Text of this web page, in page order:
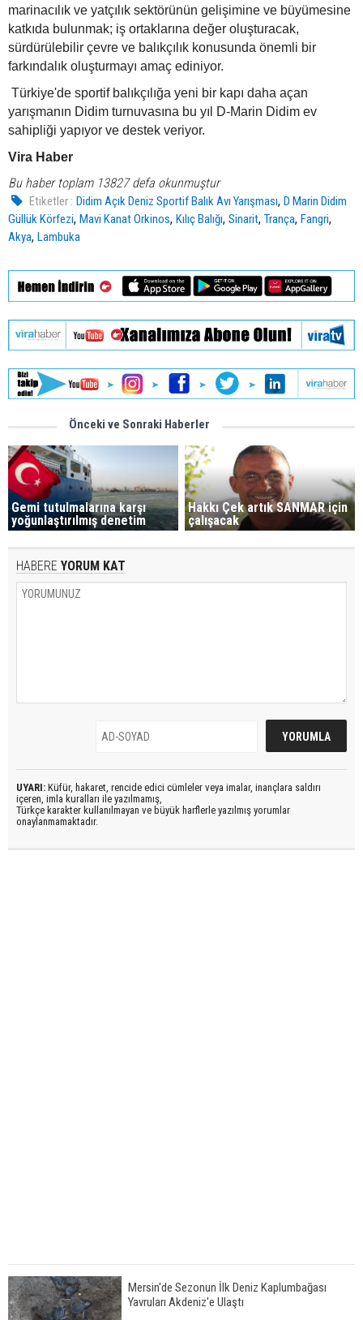
marinacılık ve yatçılık sektörünün gelişimine ve büyümesine
katkıda bulunmak; iş ortaklarına değer oluşturacak,
sürdürülebilir çevre ve balıkçılık konusunda önemli bir
farkındalık oluşturmayı amaç ediniyor.
Türkiye'de sportif balıkçılığa yeni bir kapı daha açan
yarışmanın Didim turnuvasına bu yıl D-Marin Didim ev
sahipliği yapıyor ve destek veriyor.
Vira Haber
Bu haber toplam 13827 defa okunmuştur
Etiketler : Didim Açık Deniz Sportif Balık Avı Yarışması,D Marin Didim
Güllük Körfezi, Mavi Kanat Orkinos, Kılıç Balığı, Sinarit, Trança, Fangri,
Akya, Lambuka
Önceki ve Sonraki Haberler
Gemi tutulmalarına karşı
yoğunlaştırılmış denetim
Hakkı Çek artık SANMAR için
çalışacak
HABERE YORUM KAT
UYARI: Küfür, hakaret, rencide edici cümleler veya imalar, inançlara saldırı
içeren, imla kuralları ile yazılmamış,
Türkçe karakter kullanılmayan ve büyük harflerle yazılmış yorumlar
onaylanmamaktadır.
Mersin'de Sezonun İlk Deniz Kaplumbağası
Yavruları Akdeniz'e Ulaştı